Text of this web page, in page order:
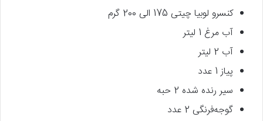
کنسرو لوبیا چیتی 175 الی 200 گرم
آب مرغ 1 لیتر
آب 2 لیتر
پیاز 1 عدد
سیر رنده شده 2 حبه
گوجه‌فرنگی 2 عدد